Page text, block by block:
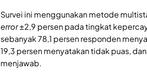
Survei ini menggunakan metode
error±2,9 persen pada tingkat
sebanyak 78,1 persen responden
19,3 persen menyatakan tidak puas,
menjawab.